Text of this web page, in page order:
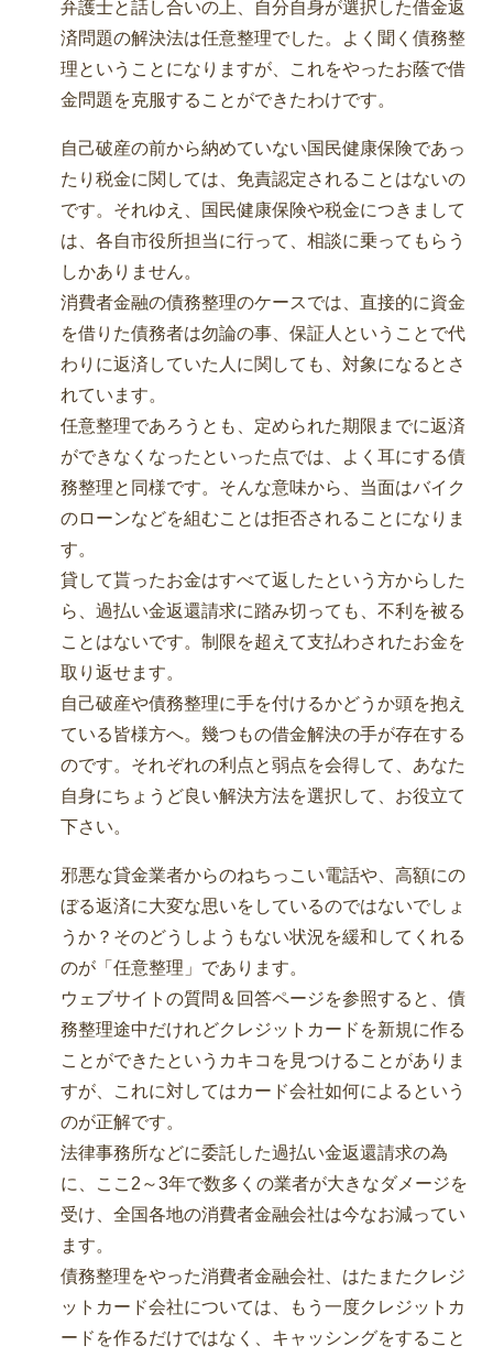
弁護士と話し合いの上、自分自身が選択した借金返
済問題の解決法は任意整理でした。よく聞く債務整
理ということになりますが、これをやったお蔭で借
金問題を克服することができたわけです。
自己破産の前から納めていない国民健康保険であっ
たり税金に関しては、免責認定されることはないの
です。それゆえ、国民健康保険や税金につきまして
は、各自市役所担当に行って、相談に乗ってもらう
しかありません。
消費者金融の債務整理のケースでは、直接的に資金
を借りた債務者は勿論の事、保証人ということで代
わりに返済していた人に関しても、対象になるとさ
れています。
任意整理であろうとも、定められた期限までに返済
ができなくなったといった点では、よく耳にする債
務整理と同様です。そんな意味から、当面はバイク
のローンなどを組むことは拒否されることになりま
す。
貸して貰ったお金はすべて返したという方からした
ら、過払い金返還請求に踏み切っても、不利を被る
ことはないです。制限を超えて支払わされたお金を
取り返せます。
自己破産や債務整理に手を付けるかどうか頭を抱え
ている皆様方へ。幾つもの借金解決の手が存在する
のです。それぞれの利点と弱点を会得して、あなた
自身にちょうど良い解決方法を選択して、お役立て
下さい。
邪悪な貸金業者からのねちっこい電話や、高額にの
ぼる返済に大変な思いをしているのではないでしょ
うか？そのどうしようもない状況を緩和してくれる
のが「任意整理」であります。
ウェブサイトの質問＆回答ページを参照すると、債
務整理途中だけれどクレジットカードを新規に作る
ことができたというカキコを見つけることがありま
すが、これに対してはカード会社如何によるという
のが正解です。
法律事務所などに委託した過払い金返還請求の為
に、ここ2～3年で数多くの業者が大きなダメージを
受け、全国各地の消費者金融会社は今なお減ってい
ます。
債務整理をやった消費者金融会社、はたまたクレジ
ットカード会社については、もう一度クレジットカ
ードを作るだけではなく、キャッシングをすること